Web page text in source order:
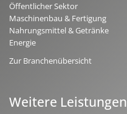
Öffentlicher Sektor
Maschinenbau & Fertigung
Nahrungsmittel & Getränke
Energie
Zur Branchenübersicht
Weitere Leistungen